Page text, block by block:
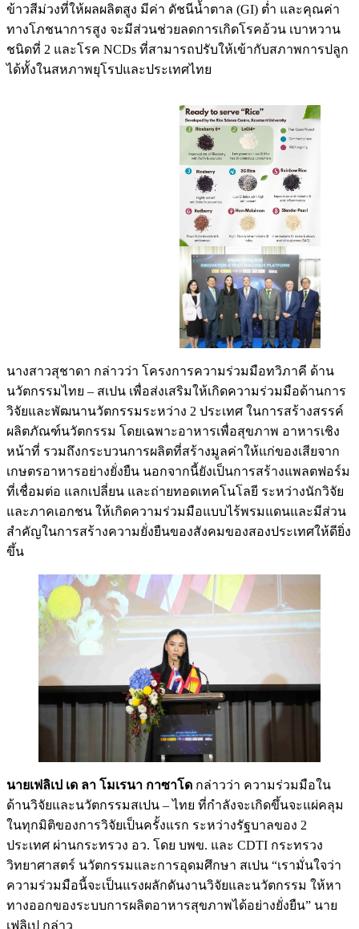
ข้าวสีม่วงที่ให้ผลผลิตสูง มีค่า ดัชนีน้ำตาล (GI) ต่ำ และคุณค่า
ทางโภชนาการสูง จะมีส่วนช่วยลดการเกิดโรคอ้วน เบาหวาน
ชนิดที่ 2 และโรค NCDs ที่สามารถปรับให้เข้ากับสภาพการปลูก
ได้ทั้งในสหภาพยุโรปและประเทศไทย
นางสาวสุชาดา กล่าวว่า โครงการความร่วมมือทวิภาคี ด้าน
นวัตกรรมไทย – สเปน เพื่อส่งเสริมให้เกิดความร่วมมือด้านการ
วิจัยและพัฒนานวัตกรรมระหว่าง 2 ประเทศ ในการสร้างสรรค์
ผลิตภัณฑ์นวัตกรรม โดยเฉพาะอาหารเพื่อสุขภาพ อาหารเชิง
หน้าที่ รวมถึงกระบวนการผลิตที่สร้างมูลค่าให้แก่ของเสียจาก
เกษตรอาหารอย่างยั่งยืน นอกจากนี้ยังเป็นการสร้างแพลตฟอร์ม
ที่เชื่อมต่อ แลกเปลี่ยน และถ่ายทอดเทคโนโลยี ระหว่างนักวิจัย
และภาคเอกชน ให้เกิดความร่วมมือแบบไร้พรมแดนและมีส่วน
สำคัญในการสร้างความยั่งยืนของสังคมของสองประเทศให้ดียิ่ง
ขึ้น
นายเฟลิเป เด ลา โมเรนา กาซาโด กล่าวว่า ความร่วมมือใน
ด้านวิจัยและนวัตกรรมสเปน – ไทย ที่กำลังจะเกิดขึ้นจะแผ่คลุม
ในทุกมิติของการวิจัยเป็นครั้งแรก ระหว่างรัฐบาลของ 2
ประเทศ ผ่านกระทรวง อว. โดย บพข. และ CDTI กระทรวง
วิทยาศาสตร์ นวัตกรรมและการอุดมศึกษา สเปน “เรามั่นใจว่า
ความร่วมมือนี้จะเป็นแรงผลักดันงานวิจัยและนวัตกรรม ให้หา
ทางออกของระบบการผลิตอาหารสุขภาพได้อย่างยั่งยืน” นาย
เฟลิเป กล่าว